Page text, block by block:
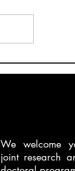
今年度もGIS学会に
We welcome
joint research